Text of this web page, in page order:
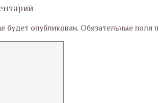
будет опубликован. Обязательные поля